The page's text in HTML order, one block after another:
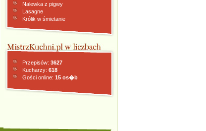
Nalewka z pigwy
Lasagne
Królik w śmietanie
Przepisów: 3627
Kucharzy: 618
Gości online: 15 os�b